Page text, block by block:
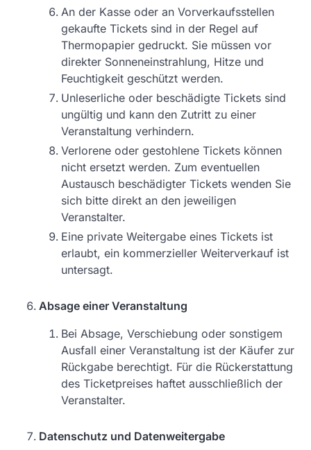
An der Kasse oder an Vorverkaufsstellen
gekaufte Tickets sind in der Regel auf
Thermopapier gedruckt. Sie müssen vor
direkter Sonneneinstrahlung, Hitze und
Feuchtigkeit geschützt werden.
Unleserliche oder beschädigte Tickets sind
ungültig und kann den Zutritt zu einer
Veranstaltung verhindern.
Verlorene oder gestohlene Tickets können
nicht ersetzt werden. Zum eventuellen
Austausch beschädigter Tickets wenden Sie
sich bitte direkt an den jeweiligen
Veranstalter.
Eine private Weitergabe eines Tickets ist
erlaubt, ein kommerzieller Weiterverkauf ist
untersagt.
Absage einer Veranstaltung
Bei Absage, Verschiebung oder sonstigem
Ausfall einer Veranstaltung ist der Käufer zur
Rückgabe berechtigt. Für die Rückerstattung
des Ticketpreises haftet ausschließlich der
Veranstalter.
Datenschutz und Datenweitergabe